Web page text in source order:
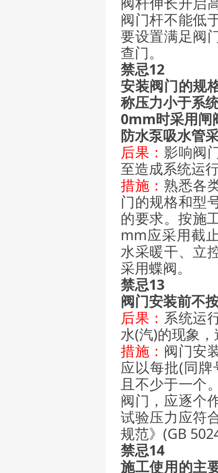
阀门杆不能低
要设置满足阀
查门。
禁忌12
安装阀门的规
称压力小于系
0mm时采用闸
防水泵吸水管
后果： 影响阀
至造成系统运
措施：熟悉各
门的规格和型
的要求。按施
mm应采用截
水采暖干、立
采用蝶阀。
禁忌13
阀门安装前不
后果： 系统运
水(汽)的现象
措施： 阀门安
应以每批(同
且不少于一个
阀门，应逐个
试验压力应符
规范》(GB
禁忌14
施工使用的主